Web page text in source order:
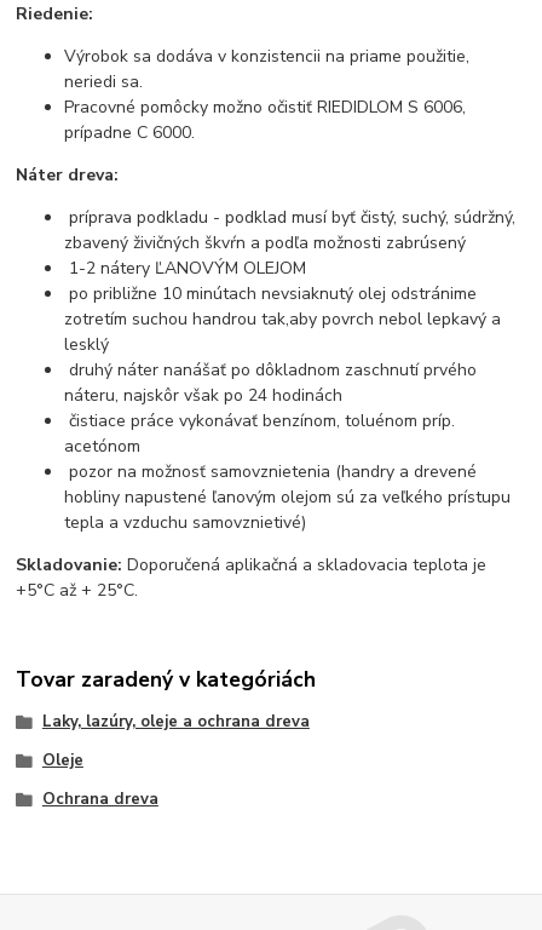
Riedenie:
Výrobok sa dodáva v konzistencii na priame použitie,
neriedi sa.
Pracovné pomôcky možno očistiť RIEDIDLOM S 6006,
prípadne C 6000.
Náter dreva:
príprava podkladu - podklad musí byť čistý, suchý, súdržný,
zbavený živičných škvŕn a podľa možnosti zabrúsený
1-2 nátery ĽANOVÝM OLEJOM
po približne 10 minútach nevsiaknutý olej odstránime
zotretím suchou handrou tak,aby povrch nebol lepkavý a
lesklý
druhý náter nanášať po dôkladnom zaschnutí prvého
náteru, najskôr však po 24 hodinách
čistiace práce vykonávať benzínom, toluénom príp.
acetónom
pozor na možnosť samovznietenia (handry a drevené
hobliny napustené ľanovým olejom sú za veľkého prístupu
tepla a vzduchu samovznietivé)
Skladovanie: Doporučená aplikačná a skladovacia teplota je
+5°C až + 25°C.
Tovar zaradený v kategóriách
Laky, lazúry, oleje a ochrana dreva
Oleje
Ochrana dreva